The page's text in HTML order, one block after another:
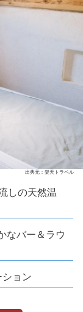
出典元：楽天トラベル
しの天然温
なバー＆ラウ
ション